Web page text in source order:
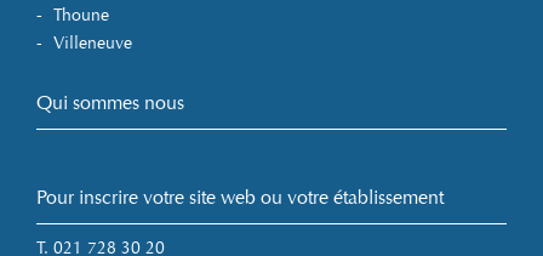
Thoune
Villeneuve
Qui sommes nous
Pour inscrire votre site web ou votre établissement
T. 021 728 30 20